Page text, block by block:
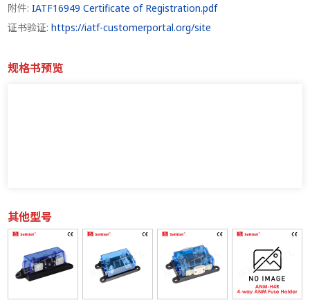
附件:IATF16949 Certificate of Registration.pdf
证书验证:https://iatf-customerportal.org/site
规格书预览
其他型号